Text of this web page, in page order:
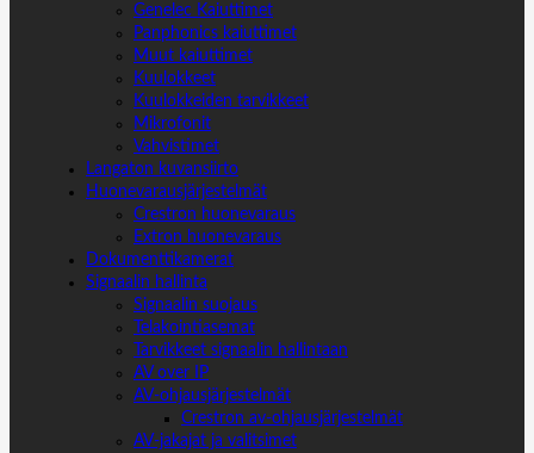
Genelec Kaiuttimet
Panphonics kaiuttimet
Muut kaiuttimet
Kuulokkeet
Kuulokkeiden tarvikkeet
Mikrofonit
Vahvistimet
Langaton kuvansiirto
Huonevarausjärjestelmät
Crestron huonevaraus
Extron huonevaraus
Dokumenttikamerat
Signaalin hallinta
Signaalin suojaus
Telakointiasemat
Tarvikkeet signaalin hallintaan
AV over IP
AV-ohjausjärjestelmät
Crestron av-ohjausjärjestelmät
AV-jakajat ja valitsimet